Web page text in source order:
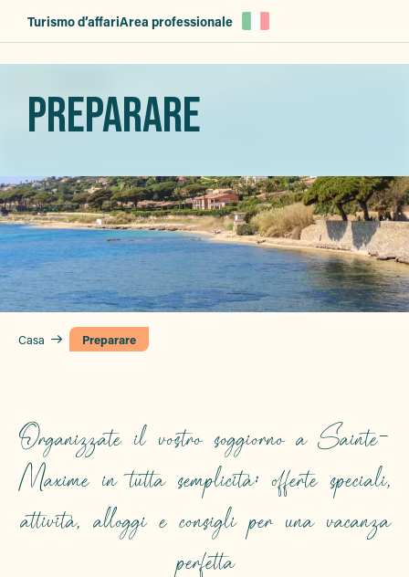
Turismo d’affariArea professionale
PREPARARE
Casa Preparare
Organizzate il vostro soggiorno a Sainte-
Maxime in tutta semplicità: offerte speciali,
attività, alloggi e consigli per una vacanza
perfetta